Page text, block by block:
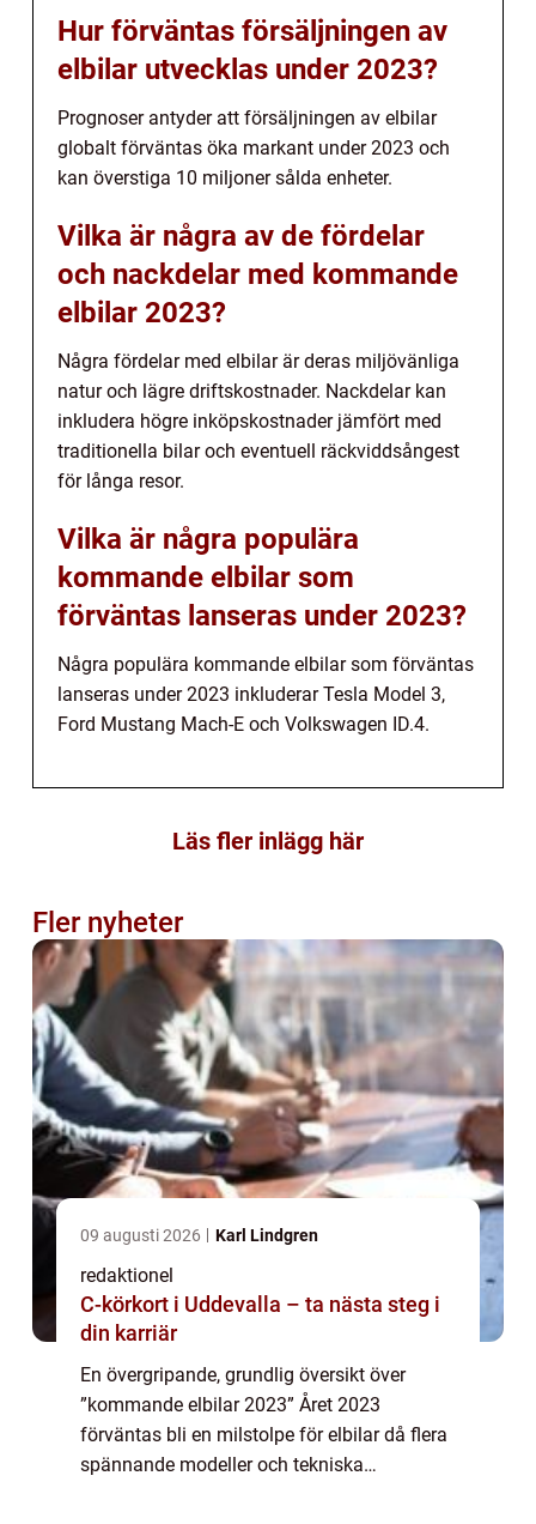
Hur förväntas försäljningen av
elbilar utvecklas under 2023?
Prognoser antyder att försäljningen av elbilar
globalt förväntas öka markant under 2023 och
kan överstiga 10 miljoner sålda enheter.
Vilka är några av de fördelar
och nackdelar med kommande
elbilar 2023?
Några fördelar med elbilar är deras miljövänliga
natur och lägre driftskostnader. Nackdelar kan
inkludera högre inköpskostnader jämfört med
traditionella bilar och eventuell räckviddsångest
för långa resor.
Vilka är några populära
kommande elbilar som
förväntas lanseras under 2023?
Några populära kommande elbilar som förväntas
lanseras under 2023 inkluderar Tesla Model 3,
Ford Mustang Mach-E och Volkswagen ID.4.
Läs fler inlägg här
Fler nyheter
09 augusti 2026 Karl Lindgren
redaktionel
C-körkort i Uddevalla – ta nästa steg i
din karriär
En övergripande, grundlig översikt över
”kommande elbilar 2023” Året 2023
förväntas bli en milstolpe för elbilar då flera
spännande modeller och tekniska